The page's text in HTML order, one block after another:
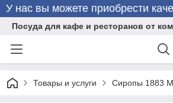
У нас вы можете приобрести
Посуда для кафе и ресторанов от
Товары и услуги Сиропы 1883